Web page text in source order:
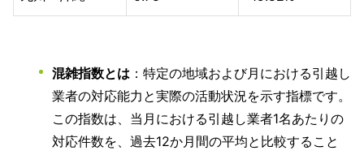
混雑指数とは ：特定の地域および月における引越し
業者の対応能力と実際の活動状況を示す指標です。
この指数は、当月における引越し業者1名あたりの
対応件数を、過去12か月間の平均と比較すること